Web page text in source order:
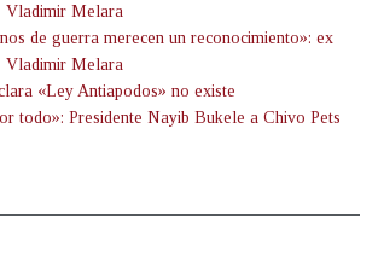
Vladimir Melara
de guerra merecen un reconocimiento»: ex
Vladimir Melara
«Ley Antiapodos» no existe
todo»: Presidente Nayib Bukele a Chivo Pets